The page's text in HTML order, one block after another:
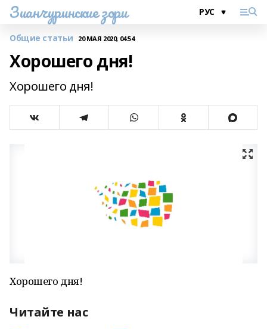
Зианчуринские зори
Общие статьи 20 МАЯ 2020, 04:54
Хорошего дня!
Хорошего дня!
Хорошего дня!
Читайте нас